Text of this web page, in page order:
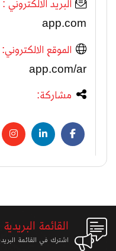
البريد الالكتروني :
app.com
الموقع الالكتروني:
app.com/ar
مشاركة:
القائمة البريدية
اشترك في القائمة